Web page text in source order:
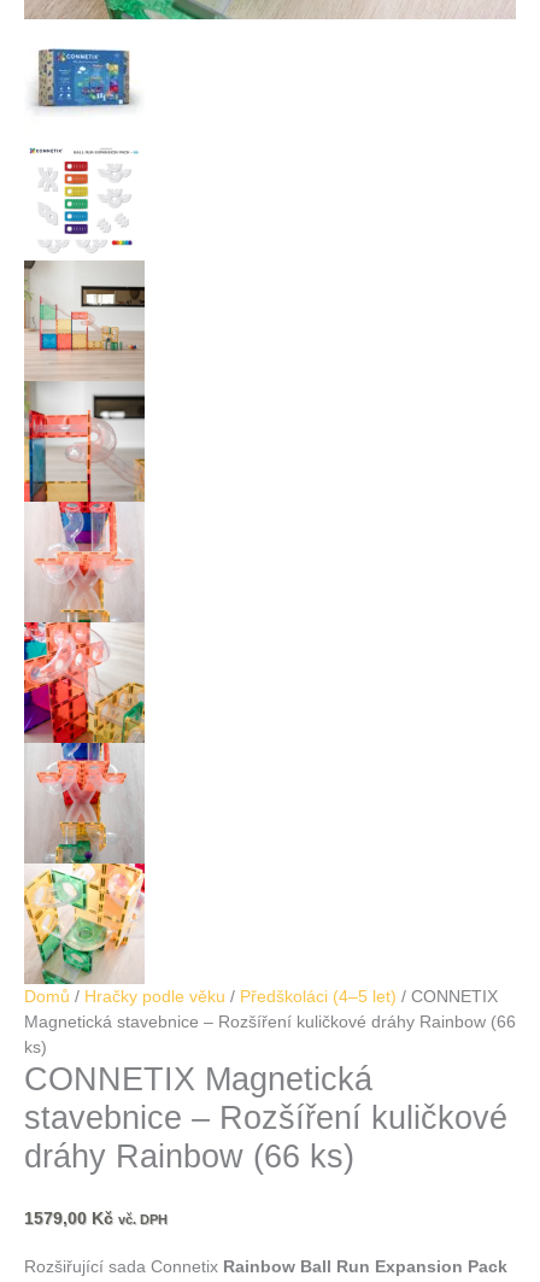
Domů / Hračky podle věku / Předškoláci (4–5 let) / CONNETIX
Magnetická stavebnice – Rozšíření kuličkové dráhy Rainbow (66
ks)
CONNETIX Magnetická
stavebnice – Rozšíření kuličkové
dráhy Rainbow (66 ks)
1579,00 Kč vč. DPH
Rozšiřující sada Connetix Rainbow Ball Run Expansion Pack